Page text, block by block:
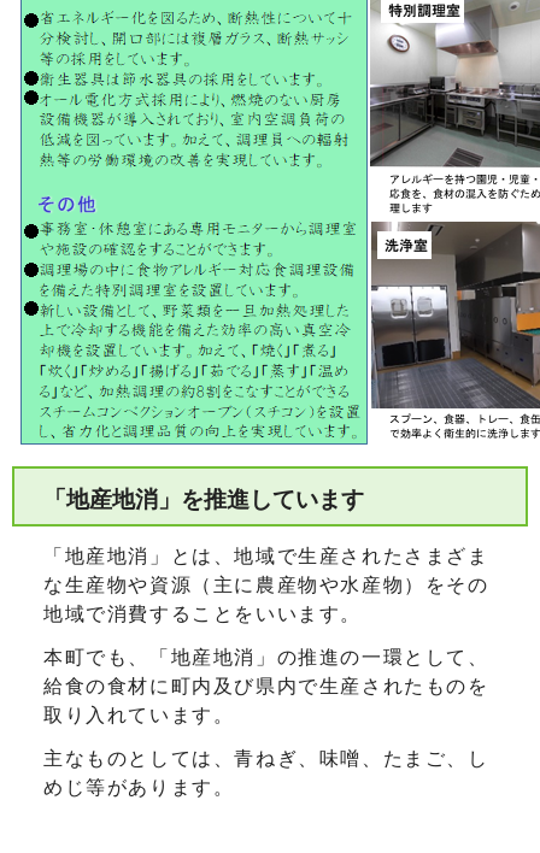
「地産地消」を推進しています
「地産地消」とは、地域で生産されたさまざま
な生産物や資源（主に農産物や水産物）をその
地域で消費することをいいます。
本町でも、「地産地消」の推進の一環として、
給食の食材に町内及び県内で生産されたものを
取り入れています。
主なものとしては、青ねぎ、味噌、たまご、し
めじ等があります。